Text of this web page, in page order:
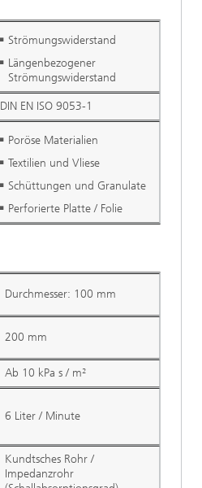
Strömungswiderstand
Längenbezogener
Strömungswiderstand
DIN EN ISO 9053-1
Poröse Materialien
Textilien und Vliese
Schüttungen und Granulate
Perforierte Platte / Folie
Durchmesser: 100 mm
200 mm
Ab 10 kPa s / m²
6 Liter / Minute
Kundtsches Rohr /
Impedanzrohr